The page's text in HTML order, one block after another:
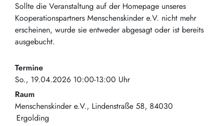
Sollte die Veranstaltung auf der Homepage unseres
Kooperationspartners Menschenskinder e.V. nicht mehr
erscheinen, wurde sie entweder abgesagt oder ist bereits
ausgebucht.
Termine
So., 19.04.2026 10:00-13:00 Uhr
Raum
Menschenskinder e.V. Lindenstraße 58 84030
Ergolding